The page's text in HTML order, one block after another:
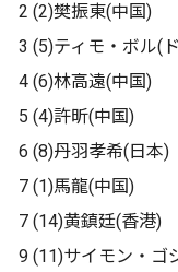
2 (2)樊振東(中国)
3 (5)ティモ・ボル(
4 (6)林高遠(中国)
5 (4)許昕(中国)
6 (8)丹羽孝希(日本)
7 (1)馬龍(中国)
7 (14)黄鎮廷(香港)
9 (11)サイモン・ゴ